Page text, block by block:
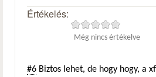
Értékelés:
Még nincs értékelve
#6 Biztos lehet, de hogy hogy, a